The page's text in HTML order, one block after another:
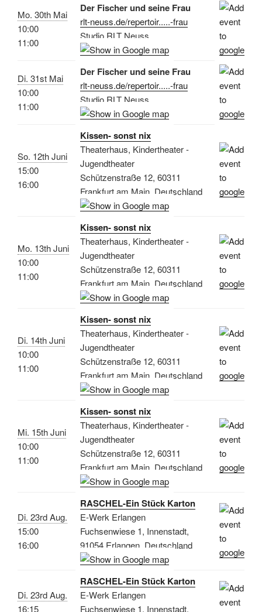
Mo. 30th Mai
10:00
11:00
Der Fischer und seine Frau
rlt-neuss.de/repertoir.....-frau
Studio RLT Neuss
Di. 31st Mai
10:00
11:00
Der Fischer und seine Frau
rlt-neuss.de/repertoir.....-frau
Studio RLT Neuss
So. 12th Juni
15:00
16:00
Kissen- sonst nix
Theaterhaus, Kindertheater -
Jugendtheater
Schützenstraße 12, 60311
Frankfurt am Main, Deutschland
Mo. 13th Juni
10:00
11:00
Kissen- sonst nix
Theaterhaus, Kindertheater -
Jugendtheater
Schützenstraße 12, 60311
Frankfurt am Main, Deutschland
Di. 14th Juni
10:00
11:00
Kissen- sonst nix
Theaterhaus, Kindertheater -
Jugendtheater
Schützenstraße 12, 60311
Frankfurt am Main, Deutschland
Mi. 15th Juni
10:00
11:00
Kissen- sonst nix
Theaterhaus, Kindertheater -
Jugendtheater
Schützenstraße 12, 60311
Frankfurt am Main, Deutschland
Di. 23rd Aug.
15:00
16:00
RASCHEL-Ein Stück Karton
E-Werk Erlangen
Fuchsenwiese 1, Innenstadt,
91054 Erlangen, Deutschland
Di. 23rd Aug.
16:15
RASCHEL-Ein Stück Karton
E-Werk Erlangen
Fuchsenwiese 1, Innenstadt,